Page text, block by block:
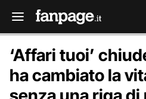
‘Affari tuoi’
ha cambiato la